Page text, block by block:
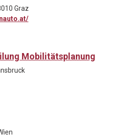
Graz
Mobilitätsplanung